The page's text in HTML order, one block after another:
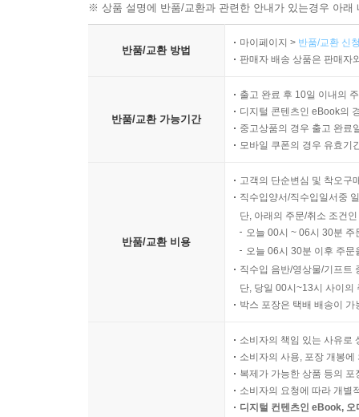
※ 상품 설명에 반품/교환과 관련한 안내가 있는경우 아
반품/교환 방법
마이페이지 > 반품/교환 신
판매자 배송 상품은 판매자
반품/교환 가능기간
출고 완료 후 10일 이내의
디지털 콘텐츠인 eBook의
중고상품의 경우 출고 완료
모바일 쿠폰의 경우 유효기
반품/교환 비용
고객의 단순변심 및 착오구
직수입양서/직수입일서중
단, 아래의 주문/취소 조건
오늘 00시 ~ 06시 30분
오늘 06시 30분 이후 주
직수입 음반/영상물/기프트
단, 당일 00시~13시 사이의
박스 포장은 택배 배송이
소비자의 책임 있는 사유로
소비자의 사용, 포장 개봉
복제가 가능한 상품 등의
소비자의 요청에 따라 개별
디지털 컨텐츠인 eBook,